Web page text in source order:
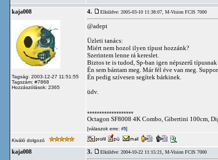
kaja008
Tagság: 2003-12-27 11:51:55
Tagszám: #7868
Hozzászólások: 2365
4. Elküldve: 2005-03-10 11:38:07, M-Vision FCIS 7000
@adept
Üzleti tanács:
Miért nem hozol ilyen típust hozzánk?
Szerintem lenne rá kereslet.
Biztos te is tudod, Sp-ban igen népszerű
Én sem bántam meg. Már fél éve van meg.
Én pedig szívesen segítek bárkinek.
üdv.
*******************
Octagon SF8008 4K Combo, Gibertini 100cm,
[válaszok erre: #5]
Kiváló dolgozó
kaja008 3. Elküldve: 2004-10-22 11:15:21, M-Vision FCIS 7000